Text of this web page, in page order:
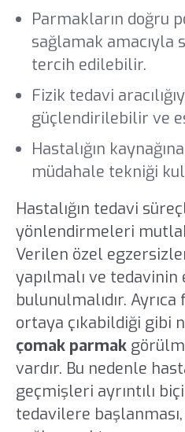
Parmakların doğru
sağlamak
tercih edilebilir.
Fizik tedavi
güçlendirilebilir ve
Hastalığın
müdahale tekniği
Hastalığın tedavi
yönlendirmeleri
Verilen özel
yapılmalı ve tedavinin
bulunulmalıdır.
ortaya çıkabildiği gibi
çomak parmak
vardır. Bu nedenle
geçmişleri ayrıntılı
tedavilere